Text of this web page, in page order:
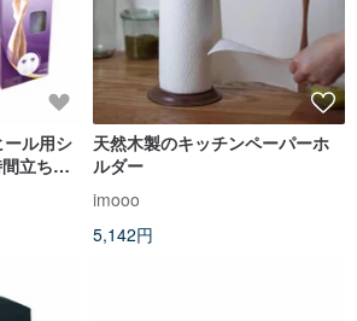
ール用シ
立ち仕
吸収
天然木製のキッチンペーパーホ
ルダー
imooo
5,142円